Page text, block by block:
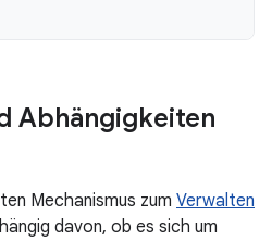
Abhängigkeiten
Mechanismus zum Verwalten
davon, ob es sich um